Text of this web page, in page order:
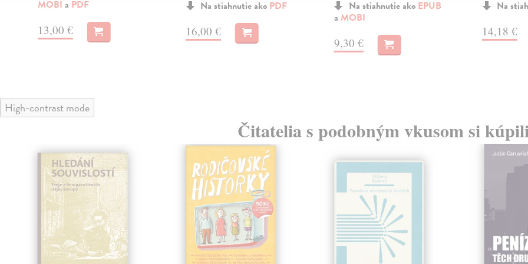
MOBI a PDF
13,00 €
Na stiahnutie ako PDF
16,00 €
Na stiahnutie ako EPUB
a MOBI
9,30 €
Na
14,18 €
High-contrast mode
Čitatelia s podobným vkusom si